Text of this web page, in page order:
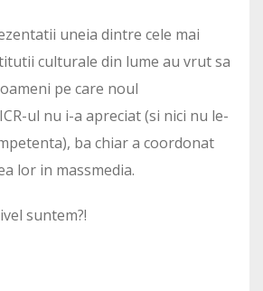
uneia dintre cele mai
culturale din lume au vrut sa
pe care noul
ul nu i-a apreciat (si nici nu le-
ba chiar a coordonat
lor in massmedia.
suntem?!